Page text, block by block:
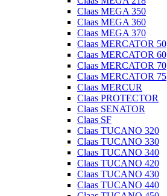
Claas MEGA 350
Claas MEGA 360
Claas MEGA 370
Claas MERCATOR 50
Claas MERCATOR 60
Claas MERCATOR 70
Claas MERCATOR 75
Claas MERCUR
Claas PROTECTOR
Claas SENATOR
Claas SF
Claas TUCANO 320
Claas TUCANO 330
Claas TUCANO 340
Claas TUCANO 420
Claas TUCANO 430
Claas TUCANO 440